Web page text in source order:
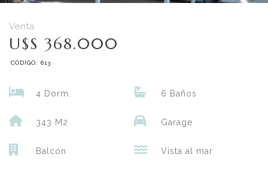
Venta
U$S 368.000
CODIGO: 613
4 Dorm. 6 Baños
343 M2 Garage
Balcón Vista al mar